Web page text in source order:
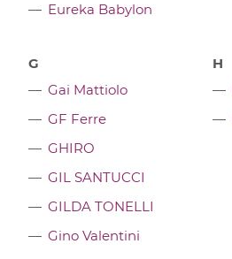
Eureka Babylon
G
Gai Mattiolo
GF Ferre
GHIRO
GIL SANTUCCI
GILDA TONELLI
Gino Valentini
H